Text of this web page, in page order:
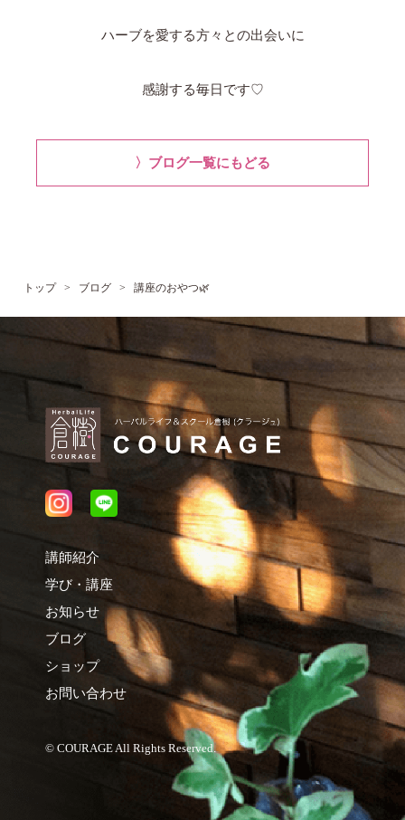
ハーブを愛する方々との出会いに
感謝する毎日です♡
〉ブログ一覧にもどる
トップ > ブログ > 講座のおやつ🌿
講師紹介
学び・講座
お知らせ
ブログ
ショップ
お問い合わせ
© COURAGE All Rights Reserved.